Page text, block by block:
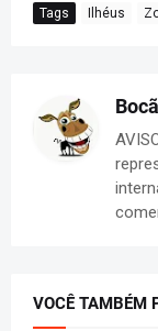
Tags Ilhéus
VOCÊ TAMBÉM